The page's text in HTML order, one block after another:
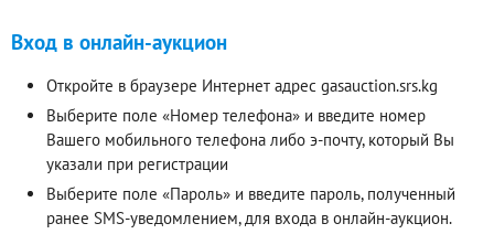
Вход в онлайн-аукцион
Откройте в браузере Интернет адрес gasauction.srs.kg
Выберите поле «Номер телефона» и введите номер
Вашего мобильного телефона либо э-почту, который Вы
указали при регистрации
Выберите поле «Пароль» и введите пароль, полученный
ранее SMS-уведомлением, для входа в онлайн-аукцион.